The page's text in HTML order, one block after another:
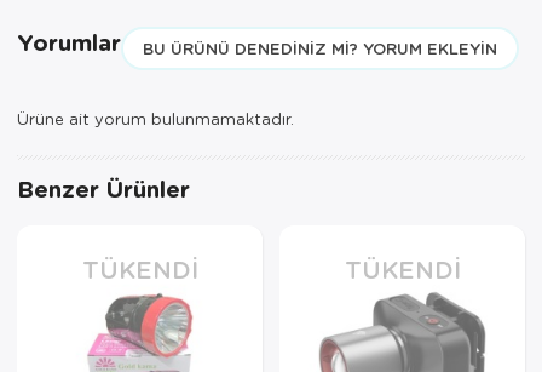
Yorumlar BU ÜRÜNÜ DENEDINIZ MI? YORUM EKLEYIN
Ürüne ait yorum bulunmamaktadır.
Benzer Ürünler
TÜKENDI TÜKENDI